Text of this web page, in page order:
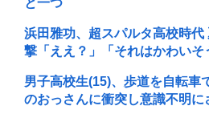
と一つ
浜田雅功、超スパルタ高校時
撃「ええ？」「それはかわいそ
男子高校生(15)、歩道を自転車
のおっさんに衝突し意識不明に